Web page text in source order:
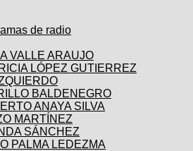
de radio
VALLE ARAUJO
LÓPEZ GUTIERREZ
BALDENEGRO
ANAYA SILVA
MARTÍNEZ
SÁNCHEZ
PALMA LEDEZMA